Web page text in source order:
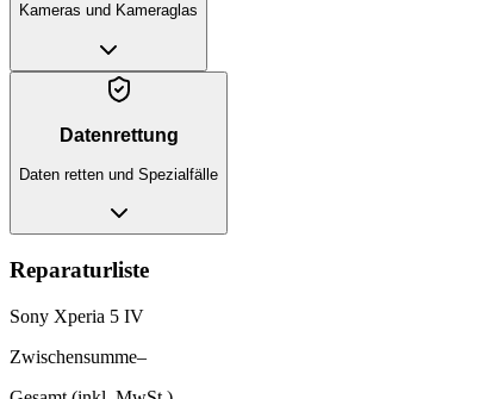
Kameras und Kameraglas
Datenrettung
Daten retten und Spezialfälle
Reparaturliste
Sony Xperia 5 IV
Zwischensumme–